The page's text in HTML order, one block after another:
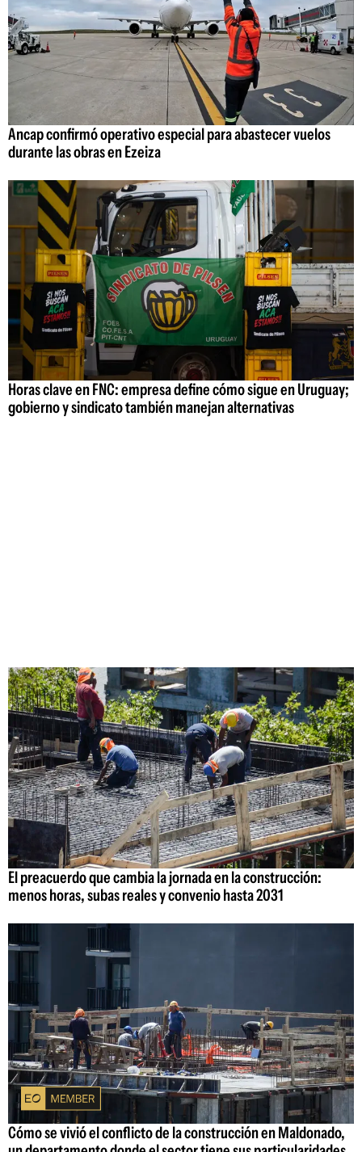
Ancap confirmó operativo especial para abastecer vuelos
durante las obras en Ezeiza
Horas clave en FNC: empresa define cómo sigue en Uruguay;
gobierno y sindicato también manejan alternativas
El preacuerdo que cambia la jornada en la construcción:
menos horas, subas reales y convenio hasta 2031
Cómo se vivió el conflicto de la construcción en Maldonado,